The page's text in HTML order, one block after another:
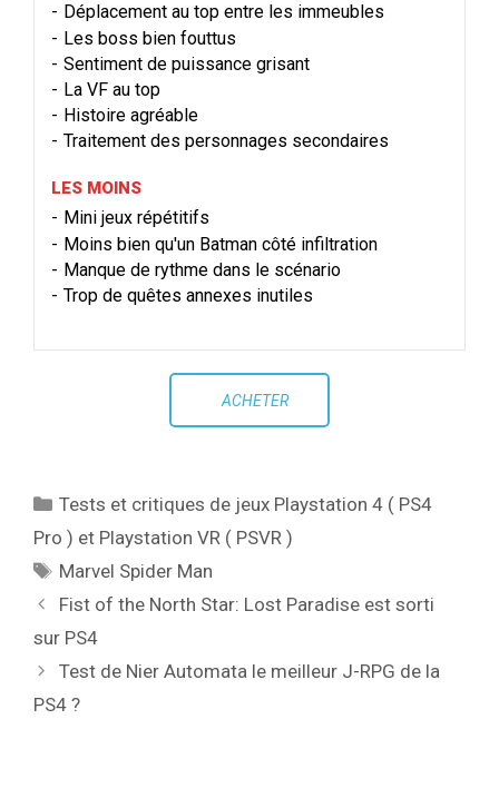
Déplacement au top entre les immeubles
Les boss bien fouttus
Sentiment de puissance grisant
La VF au top
Histoire agréable
Traitement des personnages secondaires
LES MOINS
Mini jeux répétitifs
Moins bien qu'un Batman côté infiltration
Manque de rythme dans le scénario
Trop de quêtes annexes inutiles
ACHETER
Catégories
Tests et critiques de jeux Playstation 4 ( PS4
Pro ) et Playstation VR ( PSVR )
Étiquettes
Marvel Spider Man
Fist of the North Star: Lost Paradise est sorti
sur PS4
Test de Nier Automata le meilleur J-RPG de la
PS4 ?